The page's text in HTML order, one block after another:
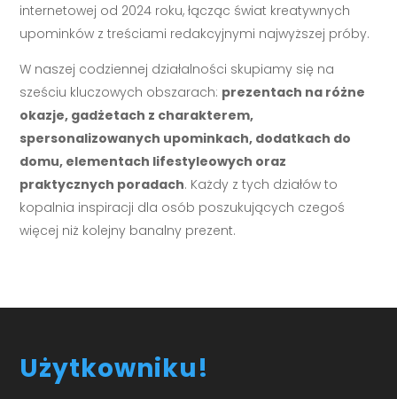
internetowej od 2024 roku, łącząc świat kreatywnych
upominków z treściami redakcyjnymi najwyższej próby.
W naszej codziennej działalności skupiamy się na
sześciu kluczowych obszarach: prezentach na różne
okazje, gadżetach z charakterem,
spersonalizowanych upominkach, dodatkach do
domu, elementach lifestyleowych oraz
praktycznych poradach. Każdy z tych działów to
kopalnia inspiracji dla osób poszukujących czegoś
więcej niż kolejny banalny prezent.
Użytkowniku!